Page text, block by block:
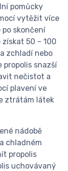
pomůcky
vytěžit více
skončení
50 – 100
zchladí nebo
snazší
nečistot a
plavení ve
ztrátám látek
nádobě
chladném
propolis
uchovávaný